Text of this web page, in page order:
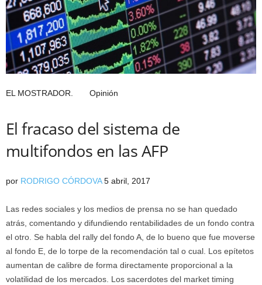
EL MOSTRADOR. Opinión
El fracaso del sistema de
multifondos en las AFP
por RODRIGO CÓRDOVA5 abril, 2017
Las redes sociales y los medios de prensa no se han quedado
atrás, comentando y difundiendo rentabilidades de un fondo contra
el otro. Se habla del rally del fondo A, de lo bueno que fue moverse
al fondo E, de lo torpe de la recomendación tal o cual. Los epítetos
aumentan de calibre de forma directamente proporcional a la
volatilidad de los mercados. Los sacerdotes del market timing